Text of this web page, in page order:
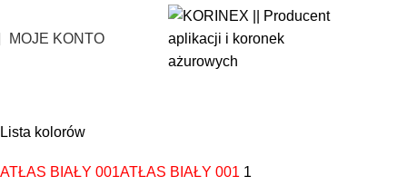
MOJE KONTO
Lista kolorów
ATŁAS BIAŁY 001ATŁAS BIAŁY 001 1